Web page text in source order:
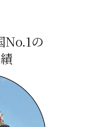
No.1の